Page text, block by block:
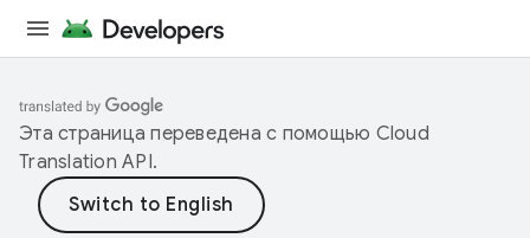
Эта страница переведена с помощью Cloud
Translation API.